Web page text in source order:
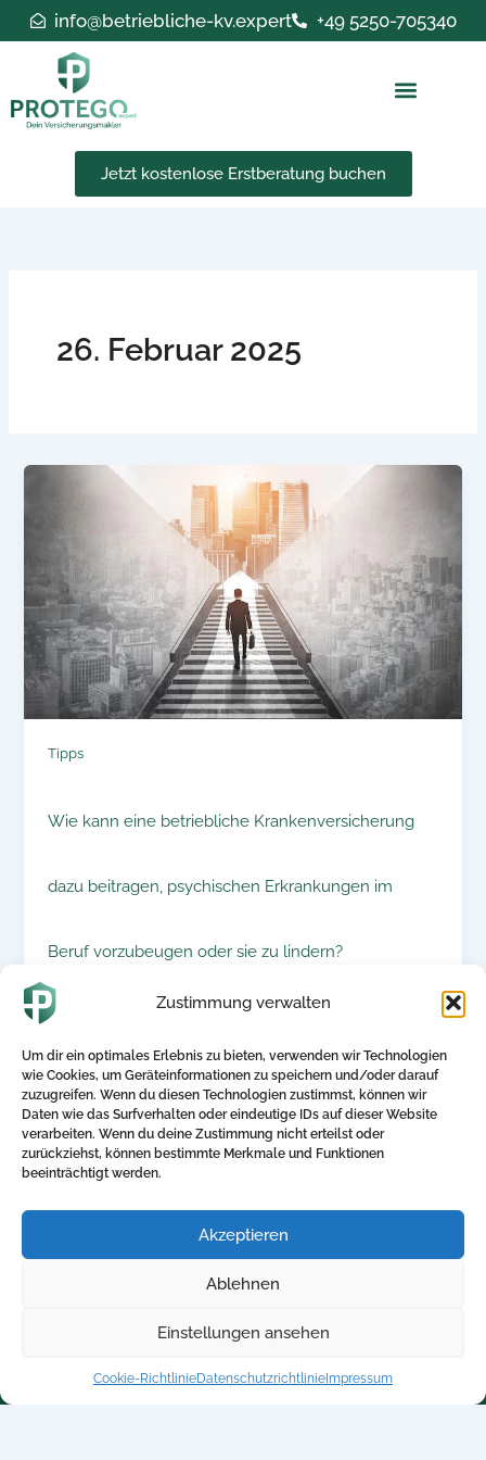
Zustimmung verwalten
Um dir ein optimales Erlebnis zu bieten, verwenden wir Technologien
wie Cookies, um Geräteinformationen zu speichern und/oder darauf
zuzugreifen. Wenn du diesen Technologien zustimmst, können wir
Daten wie das Surfverhalten oder eindeutige IDs auf dieser Website
verarbeiten. Wenn du deine Zustimmung nicht erteilst oder
zurückziehst, können bestimmte Merkmale und Funktionen
beeinträchtigt werden.
Akzeptieren
Ablehnen
Einstellungen ansehen
Cookie-RichtlinieDatenschutzrichtlinie Impressum
Inhalt
springen
info@betriebliche-kv.expert +49 5250-705340
Jetzt kostenlose Erstberatung buchen
26. Februar 2025
Tipps
Wie kann eine betriebliche Krankenversicherung
dazu beitragen, psychischen Erkrankungen im
Beruf vorzubeugen oder sie zu lindern?
26. Februar 2025
dazu beitragen, psychischen Erkrankungen im
Beruf vorzubeugen oder sie zu lindern?
Psychische Belastungen am Arbeitsplatz: […]
Kontakt
Kontakt
info@betriebliche-